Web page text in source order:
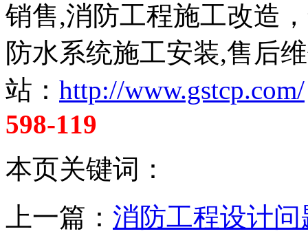
销售,消防工程施工改造
防水系统施工安装,售后
站： http://www.gstcp.com/
598-119
本页关键词：
上一篇： 消防工程设计